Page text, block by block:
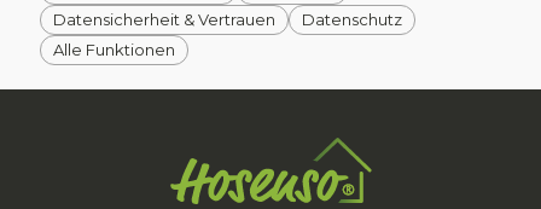
Datensicherheit & Vertrauen
Datenschutz
Alle Funktionen